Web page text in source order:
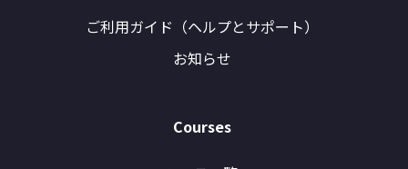
ご利用ガイド（ヘルプとサポート）
お知らせ
Courses